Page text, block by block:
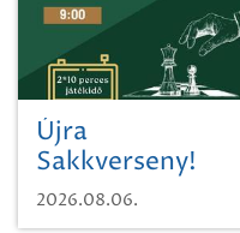
Újra
Sakkverseny!
2026.08.06.